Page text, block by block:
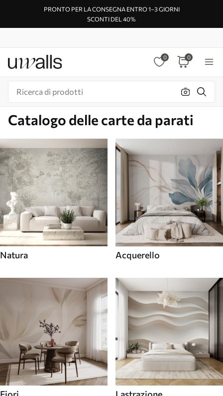
PRONTO PER LA CONSEGNA ENTRO 1–3 GIORNI
SCONTI DEL 40%
0 0
Catalogo delle carte da parati
Natura Acquerello